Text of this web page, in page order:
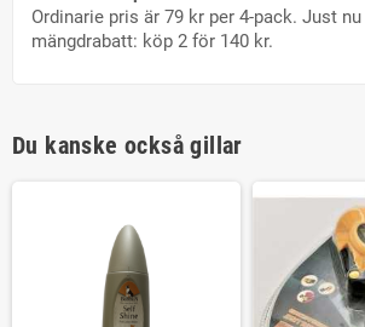
Ordinarie pris är 79 kr per 4-pack. Just
mängdrabatt: köp 2 för 140 kr.
Du kanske också gillar